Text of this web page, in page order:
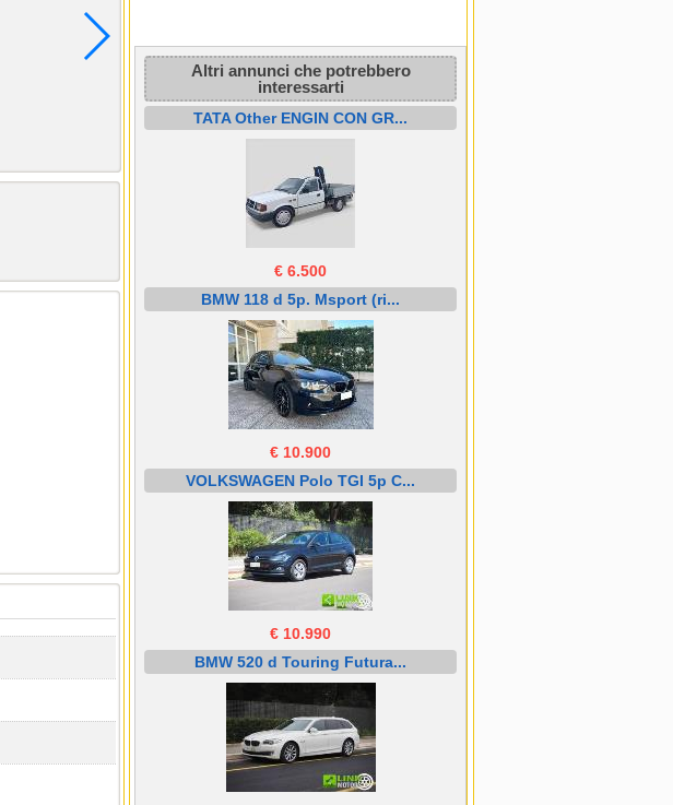
Altri annunci che potrebbero
interessarti
TATA Other ENGIN CON GR...
€ 6.500
BMW 118 d 5p. Msport (ri...
€ 10.900
VOLKSWAGEN Polo TGI 5p C...
€ 10.990
BMW 520 d Touring Futura...